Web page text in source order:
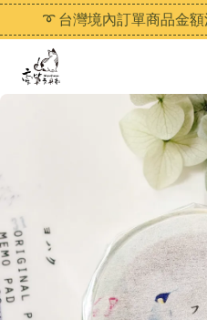
➰ 台灣境內訂單商品金